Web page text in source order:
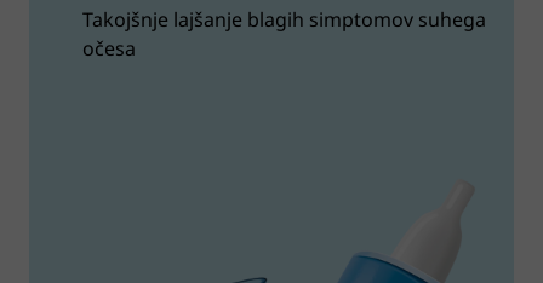
Takojšnje lajšanje blagih simptomov suhega
očesa